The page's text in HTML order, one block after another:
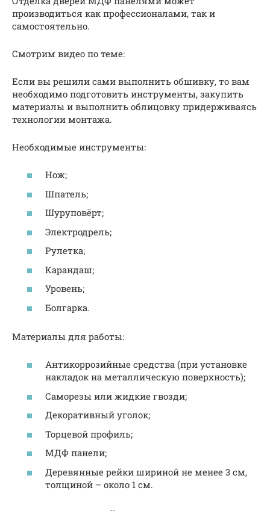
производиться как профессионалами, так и
самостоятельно.
Смотрим видео по теме:
Если вы решили сами выполнить обшивку, то вам
необходимо подготовить инструменты, закупить
материалы и выполнить облицовку придерживаясь
технологии монтажа.
Необходимые инструменты:
Нож;
Шпатель;
Шуруповёрт;
Электродрель;
Рулетка;
Карандаш;
Уровень;
Болгарка.
Материалы для работы:
Антикоррозийные средства (при установке
накладок на металлическую поверхность);
Саморезы или жидкие гвозди;
Декоративный уголок;
Торцевой профиль;
МДФ панели;
Деревянные рейки шириной не менее 3 см,
толщиной – около 1 см.